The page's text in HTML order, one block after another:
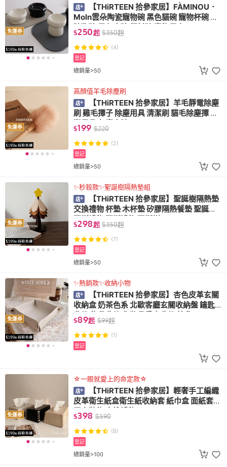
免運券
【THiRTEEN 拾參家居】FÀMINOU．
Moln雲朵陶瓷寵物碗 黑色貓碗 寵物杯碗 貓
碗狗碗 黑色水碗 飼料碗 寵物居家
$250起 $350起
(4)
總銷量>50
登記
免運券
高顏值羊毛除塵刷
【THiRTEEN 拾參家居】羊毛靜電除塵
刷 雞毛撢子 除塵用具 清潔刷 貓毛除塵撢 清
潔用品 灰塵去除
$199 $220
(2)
總銷量>50
登記
免運券
✨秒殺款✨聖誕樹隔熱墊組
【THiRTEEN 拾參家居】聖誕樹隔熱墊
交換禮物 杯墊 木杯墊 矽膠隔熱餐墊 聖誕節
耶誕禮物 聖誕禮物 聖誕樹
$298起 $350起
(7)
總銷量>50
登記
免運券
✨熱銷款✨收納小物
【THiRTEEN 拾參家居】杏色皮革玄關
收納盒 奶茶色系 北歐客廳玄關收納盤 鑰匙
收納 飾品收納 化妝品香水收納 拾參
$89起 $99起
(1)
登記
免運券
☆一眼就愛上的命定款☆
【THiRTEEN 拾參家居】輕奢手工編織
皮革衛生紙盒衛生紙收納套 紙巾盒 面紙套
居家裝飾 交換禮物
$398 $590
(8)
總銷量>100
登記